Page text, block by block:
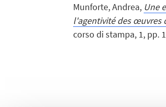
Munforte, Andrea, Une
l'agentivité des œuvres
corso di stampa, 1, pp.